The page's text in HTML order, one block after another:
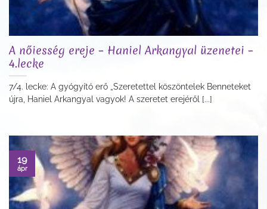
A nőiesség ereje – Haniel Arkangyal üzenetei –
4.lecke
7/4. lecke: A gyógyító erő „Szeretettel köszöntelek Benneteket
újra, Haniel Arkangyal vagyok! A szeretet erejéről [...]
19
ápr